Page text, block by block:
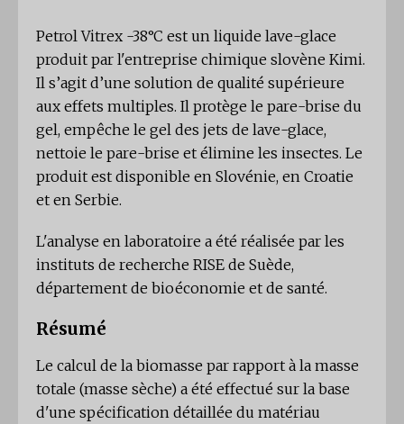
Petrol Vitrex -38°C est un liquide lave-glace
produit par l'entreprise chimique slovène Kimi.
Il s’agit d’une solution de qualité supérieure
aux effets multiples. Il protège le pare-brise du
gel, empêche le gel des jets de lave-glace,
nettoie le pare-brise et élimine les insectes. Le
produit est disponible en Slovénie, en Croatie
et en Serbie.
L'analyse en laboratoire a été réalisée par les
instituts de recherche RISE de Suède,
département de bioéconomie et de santé.
Résumé
Le calcul de la biomasse par rapport à la masse
totale (masse sèche) a été effectué sur la base
d'une spécification détaillée du matériau